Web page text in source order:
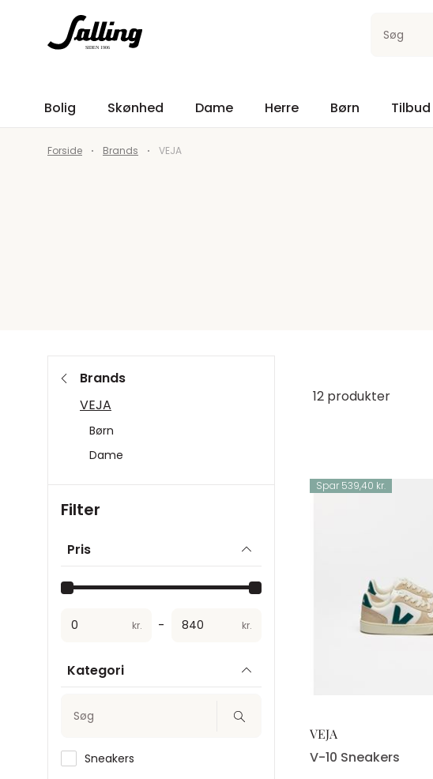
Søg
Bolig Skønhed Dame Herre Børn Tilbud
Forside Brands VEJA
Brands
VEJA
Børn
Dame
Filter
Pris
kr. - kr.
Kategori
Søg
Sneakers
12 produkter
Spar 539,40 kr.
VEJA
V-10 Sneakers